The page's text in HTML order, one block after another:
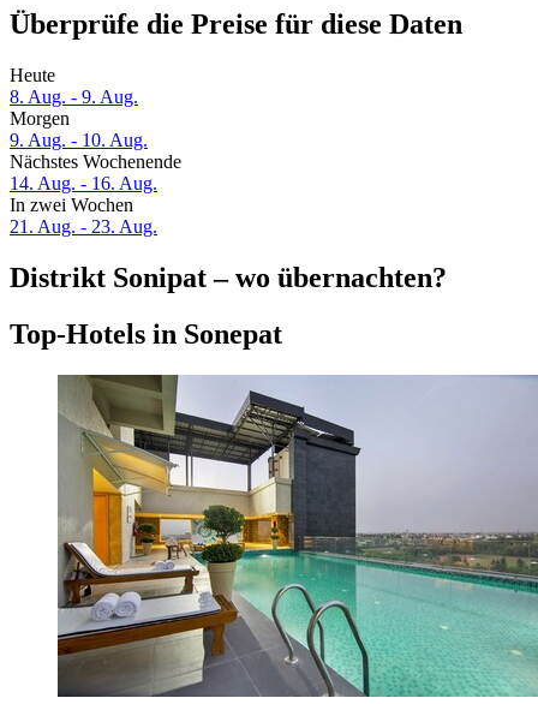
Überprüfe die Preise für diese Daten
Heute
8. Aug. - 9. Aug.
Morgen
9. Aug. - 10. Aug.
Nächstes Wochenende
14. Aug. - 16. Aug.
In zwei Wochen
21. Aug. - 23. Aug.
Distrikt Sonipat – wo übernachten?
Top-Hotels in Sonepat